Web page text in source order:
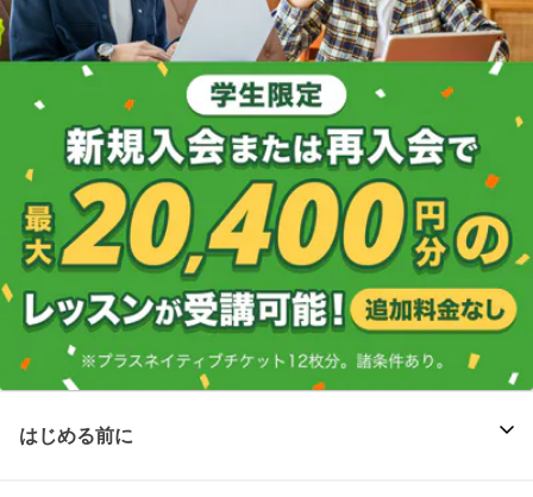
はじめる前に